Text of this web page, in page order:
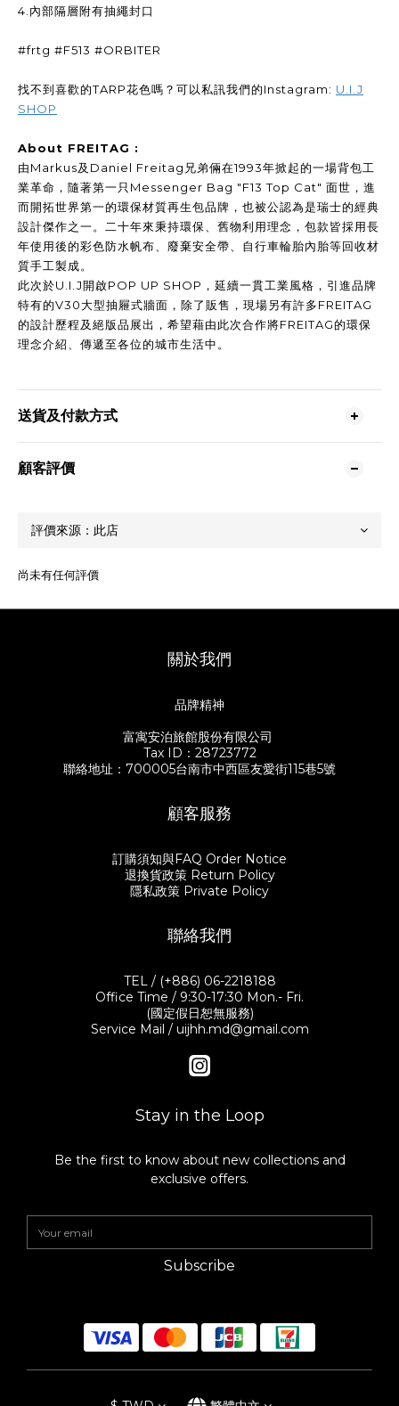
4.內部隔層附有抽繩封口
#frtg #F513 #ORBITER
找不到喜歡的TARP花色嗎？可以私訊我們的Instagram: U.I.J
SHOP
About FREITAG :
由Markus及Daniel Freitag兄弟倆在1993年掀起的一場背包工
業革命，隨著第一只Messenger Bag "F13 Top Cat" 面世，進
而開拓世界第一的環保材質再生包品牌，也被公認為是瑞士的經典
設計傑作之一。二十年來秉持環保、舊物利用理念，包款皆採用長
年使用後的彩色防水帆布、廢棄安全帶、自行車輪胎內胎等回收材
質手工製成。
此次於U.I.J開啟POP UP SHOP，延續一貫工業風格，引進品牌
特有的V30大型抽屜式牆面，除了販售，現場另有許多FREITAG
的設計歷程及絕版品展出，希望藉由此次合作將FREITAG的環保
理念介紹、傳遞至各位的城市生活中。
送貨及付款方式
顧客評價
尚未有任何評價
關於我們
品牌精神
富寓安泊旅館股份有限公司
Tax ID：28723772
聯絡地址：700005台南市中西區友愛街115巷5號
顧客服務
訂購須知與FAQ Order Notice
退換貨政策 Return Policy
隱私政策 Private Policy
聯絡我們
TEL / (+886) 06-2218188
Office Time / 9:30-17:30 Mon.- Fri.
(國定假日恕無服務)
Service Mail / uijhh.md@gmail.com
Stay in the Loop
Be the first to know about new collections and
exclusive offers.
Subscribe